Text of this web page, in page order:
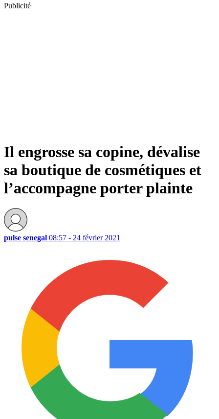
Publicité
Il engrosse sa copine, dévalise
sa boutique de cosmétiques et
l’accompagne porter plainte
pulse senegal 08:57 - 24 février 2021